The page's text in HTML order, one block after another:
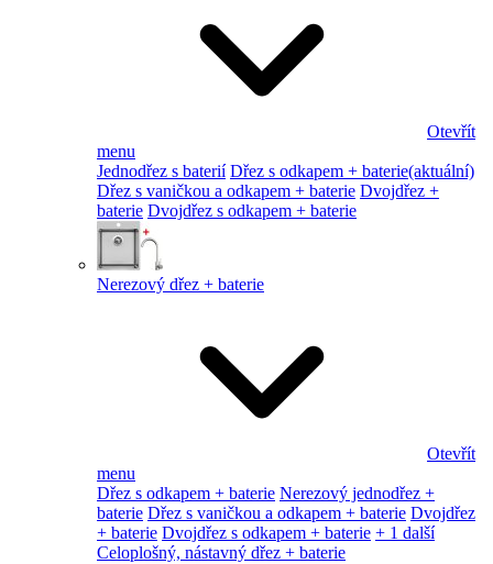
Otevřít
menu
Jednodřez s baterií Dřez s odkapem + baterie(aktuální)
Dřez s vaničkou a odkapem + baterie Dvojdřez +
baterie Dvojdřez s odkapem + baterie
Nerezový dřez + baterie
Otevřít
menu
Dřez s odkapem + baterie Nerezový jednodřez +
baterie Dřez s vaničkou a odkapem + baterie Dvojdřez
+ baterie Dvojdřez s odkapem + baterie + 1 další
Celoplošný, nástavný dřez + baterie